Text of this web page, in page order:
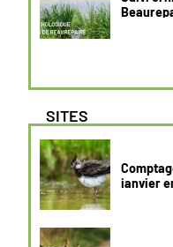
SITES
janvier